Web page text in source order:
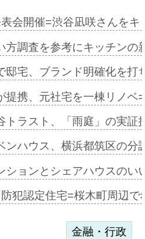
会開催=渋谷凪咲さんを
方調査を参考にキッチン
邸宅、ブランド明確化を
提携、元社宅を一棟リノ
トラスト、「雨庭」の実
ンハウス、横浜都筑区の
ションとシェアハウスの
犯認定住宅=桜木町周辺
金融・行政